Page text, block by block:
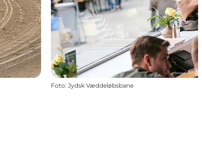
Foto: Jydsk Væddeløbsbane